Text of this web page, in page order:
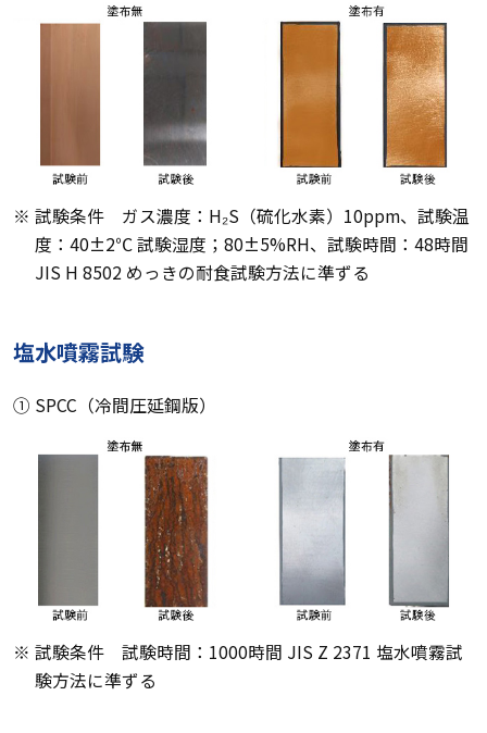
※ 試験条件 ガス濃度：H₂S（硫化水素）10ppm、試験温
度：40±2℃ 試験湿度；80±5%RH、試験時間：48時間
JIS H 8502 めっきの耐食試験方法に準ずる
塩水噴霧試験
① SPCC（冷間圧延鋼版）
※ 試験条件 試験時間：1000時間 JIS Z 2371 塩水噴霧試
験方法に準ずる